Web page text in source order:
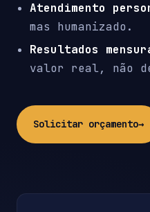
Atendimento
mas humanizado.
Resultados
valor real, não
Solicitar orçamento→